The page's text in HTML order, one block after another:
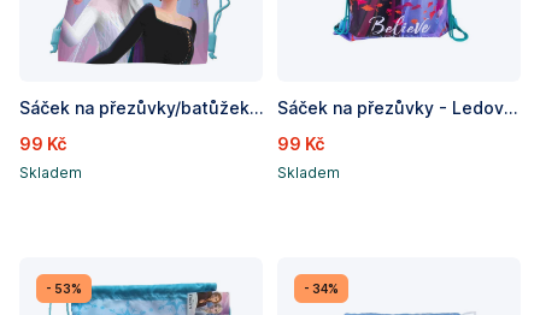
Sáček na přezůvky/batůžek FROZEN / Ledové království, rozměry: 43 x 32 cm
99 Kč
Skladem
Sáček na přezůvky - Ledové království, rozměry: 45 x 32 cm
99 Kč
Skladem
- 53% - 34%